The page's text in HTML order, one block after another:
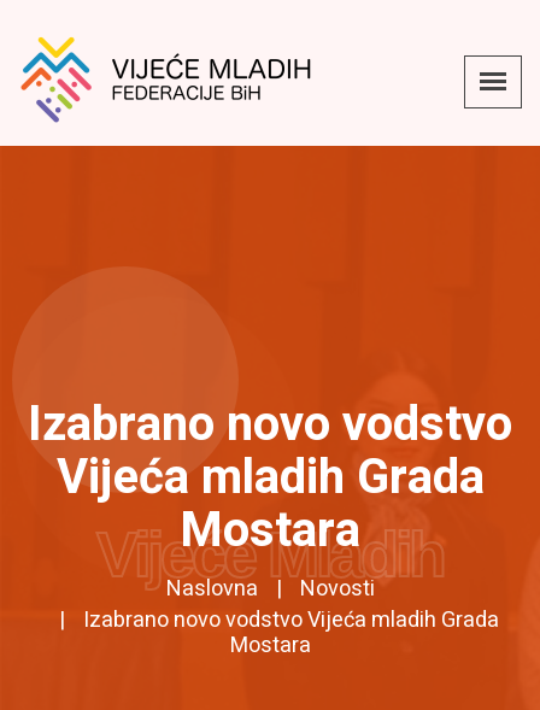
Izabrano novo vodstvo
Vijeća mladih Grada
Mostara
Naslovna
Novosti
Izabrano novo vodstvo Vijeća mladih Grada
Mostara
Vijeće Mladih